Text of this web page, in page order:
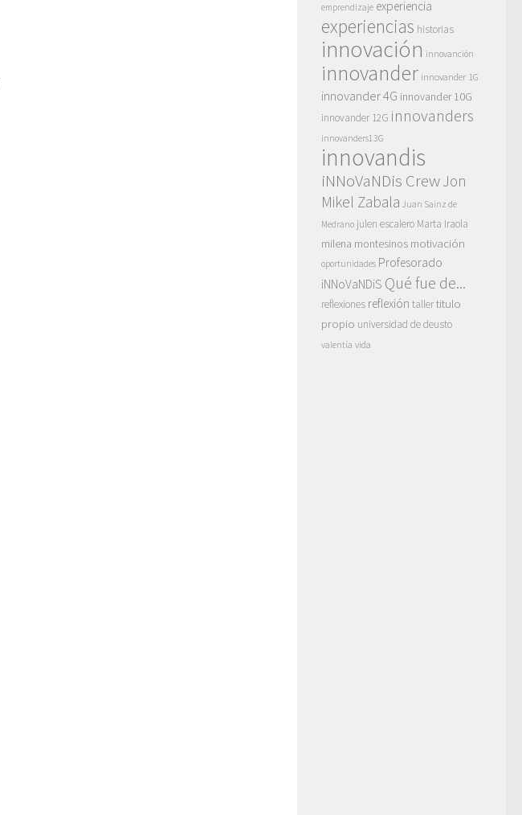
emprendizaje experiencia
experiencias historias
innovación innovanción
innovander innovander 1G
innovander 4G innovander 10G
innovander 12G innovanders
innovanders13G
innovandis
iNNoVaNDis CrewJon
Mikel Zabala Juan Sainz de
Medrano julen escalero Marta Iraola
milena montesinos motivación
oportunidades Profesorado
iNNoVaNDiS Qué fue de...
reflexiones reflexión tallertitulo
propio universidad de deusto
valentía vida